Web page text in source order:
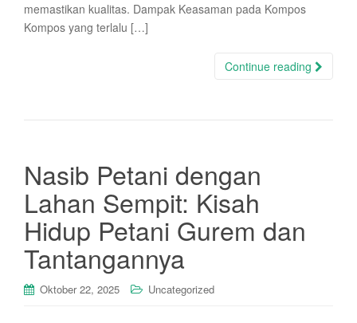
memastikan kualitas. Dampak Keasaman pada Kompos
Kompos yang terlalu […]
Continue reading
Nasib Petani dengan
Lahan Sempit: Kisah
Hidup Petani Gurem dan
Tantangannya
Oktober 22, 2025 Uncategorized